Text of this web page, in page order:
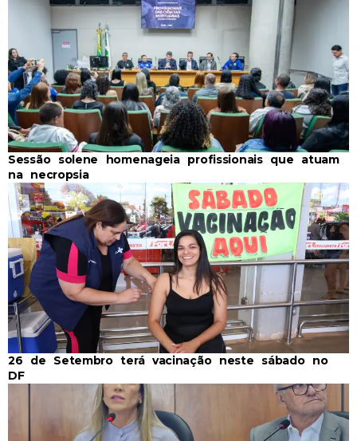
Sessão solene homenageia profissionais que atuam
na necropsia
26 de Setembro terá vacinação neste sábado no
DF